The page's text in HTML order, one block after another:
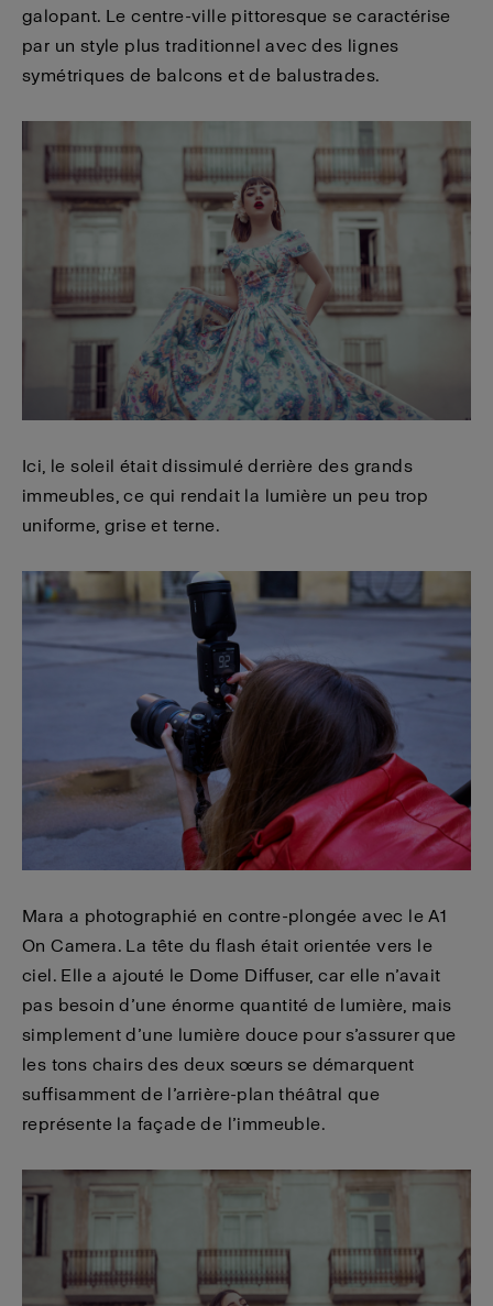
galopant. Le centre-ville pittoresque se caractérise
par un style plus traditionnel avec des lignes
symétriques de balcons et de balustrades.
Ici, le soleil était dissimulé derrière des grands
immeubles, ce qui rendait la lumière un peu trop
uniforme, grise et terne.
Mara a photographié en contre-plongée avec le A1
On Camera. La tête du flash était orientée vers le
ciel. Elle a ajouté le Dome Diffuser, car elle n’avait
pas besoin d’une énorme quantité de lumière, mais
simplement d’une lumière douce pour s’assurer que
les tons chairs des deux sœurs se démarquent
suffisamment de l’arrière-plan théâtral que
représente la façade de l’immeuble.